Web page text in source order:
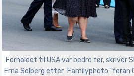
Forholdet til USA var bedre før, skriver
Erna Solberg etter "Familyphoto" foran